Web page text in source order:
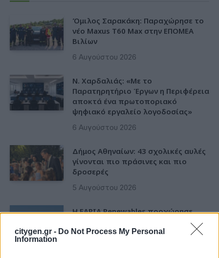
citygen.gr - Do Not Process My Personal
Information
Όμιλος Σαρακάκη: Παραχώρησε το
νέο Maxus T60 Max στην ΕΠΟΜΕΑ
Βιλίων
6 Αυγούστου 2026
Ν. Χαρδαλιάς: «Με το
Παρατηρητήριο Έργων η Περιφέρεια
αποκτά ένα πρωτοποριακό
ψηφιακό εργαλείο λογοδοσίας»
6 Αυγούστου 2026
Δήμος Αθηναίων: 43 σχολικές αυλές
γίνονται πιο πράσινες και πιο
δροσερές
5 Αυγούστου 2026
Η FARIA Renewables προχώρησε
στην ηλεκτροδότηση του αιολικού
πάρκου Faria Αίολος Λάρυμνα